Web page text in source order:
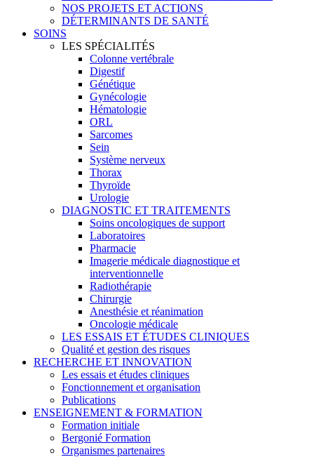
NOS PROJETS ET ACTIONS
DÉTERMINANTS DE SANTÉ
SOINS
LES SPÉCIALITÉS
Colonne vertébrale
Digestif
Génétique
Gynécologie
Hématologie
ORL
Sarcomes
Sein
Système nerveux
Thorax
Thyroïde
Urologie
DIAGNOSTIC ET TRAITEMENTS
Soins oncologiques de support
Laboratoires
Pharmacie
Imagerie médicale diagnostique et
interventionnelle
Radiothérapie
Chirurgie
Anesthésie et réanimation
Oncologie médicale
LES ESSAIS ET ÉTUDES CLINIQUES
Qualité et gestion des risques
RECHERCHE ET INNOVATION
Les essais et études cliniques
Fonctionnement et organisation
Publications
ENSEIGNEMENT & FORMATION
Formation initiale
Bergonié Formation
Organismes partenaires